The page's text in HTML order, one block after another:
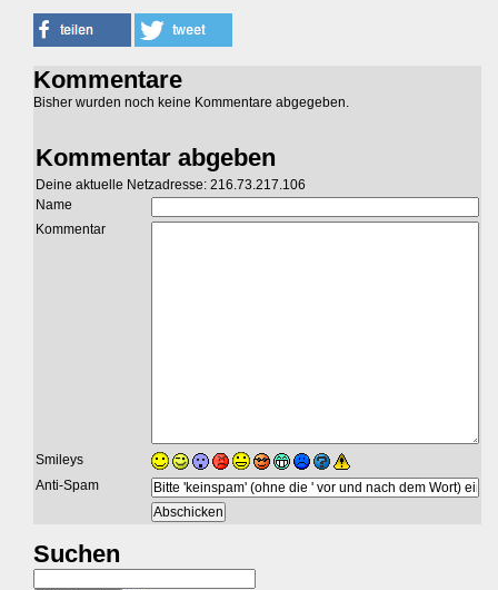
Kommentare
Bisher wurden noch keine Kommentare abgegeben.
Kommentar abgeben
Deine aktuelle Netzadresse: 216.73.217.106
Name
Kommentar
Smileys
Anti-Spam
Suchen